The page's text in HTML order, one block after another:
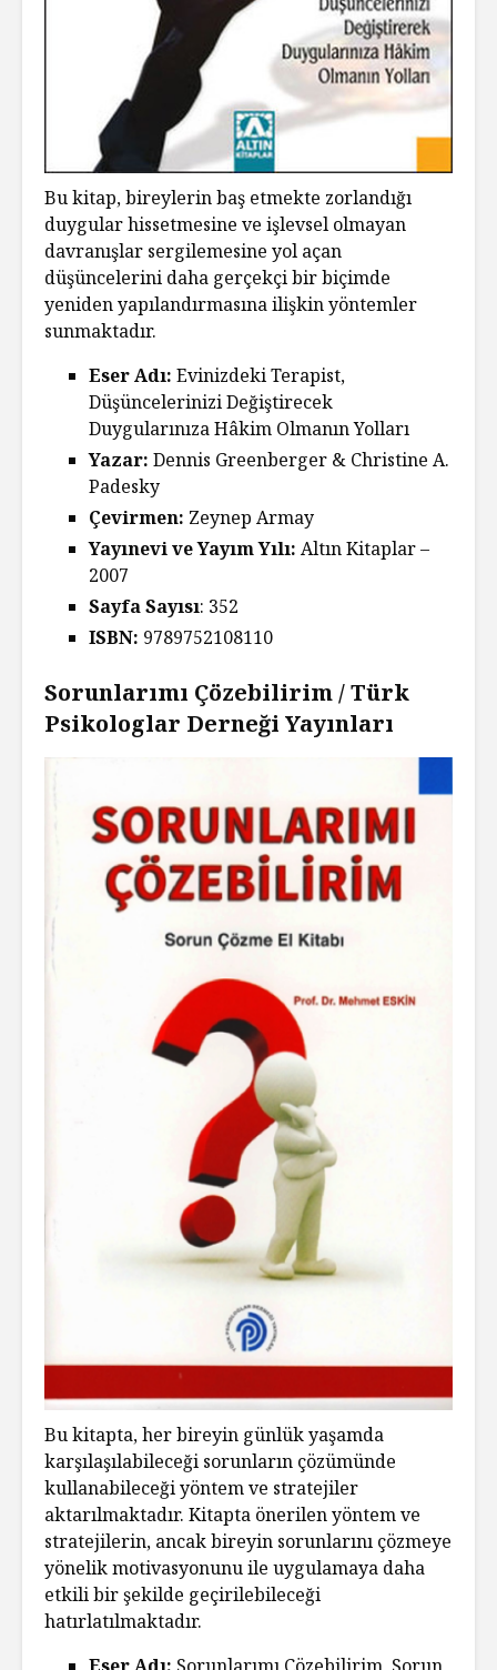
Bu kitap, bireylerin baş etmekte zorlandığı
duygular hissetmesine ve işlevsel olmayan
davranışlar sergilemesine yol açan
düşüncelerini daha gerçekçi bir biçimde
yeniden yapılandırmasına ilişkin yöntemler
sunmaktadır.
Eser Adı: Evinizdeki Terapist,
Düşüncelerinizi Değiştirecek
Duygularınıza Hâkim Olmanın Yolları
Yazar: Dennis Greenberger & Christine A.
Padesky
Çevirmen: Zeynep Armay
Yayınevi ve Yayım Yılı: Altın Kitaplar –
2007
Sayfa Sayısı: 352
ISBN: 9789752108110
Sorunlarımı Çözebilirim / Türk
Psikologlar Derneği Yayınları
Bu kitapta, her bireyin günlük yaşamda
karşılaşılabileceği sorunların çözümünde
kullanabileceği yöntem ve stratejiler
aktarılmaktadır. Kitapta önerilen yöntem ve
stratejilerin, ancak bireyin sorunlarını çözmeye
yönelik motivasyonunu ile uygulamaya daha
etkili bir şekilde geçirilebileceği
hatırlatılmaktadır.